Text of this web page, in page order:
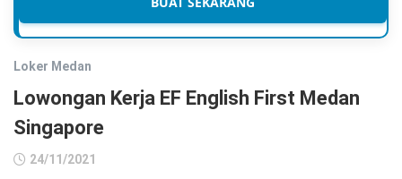
Loker Medan
Lowongan Kerja EF English First Medan
Singapore
24/11/2021